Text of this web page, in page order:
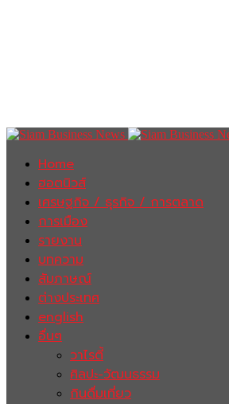
Home
ฮอตนิวส์
เศรษฐกิจ / ธุรกิจ / การตลาด
การเมือง
รายงาน
บทความ
สัมภาษณ์
ต่างประเทศ
english
อื่นๆ
วาไรตี้
ศิลปะ-วัฒนธรรม
กินดื่มเที่ยว